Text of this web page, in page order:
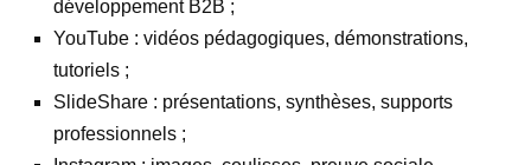
développement B2B ;
YouTube : vidéos pédagogiques, démonstrations,
tutoriels ;
SlideShare : présentations, synthèses, supports
professionnels ;